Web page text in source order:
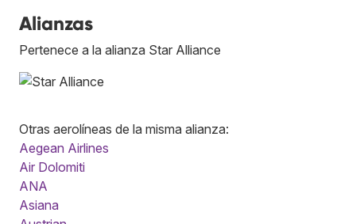
Alianzas
Pertenece a la alianza Star Alliance
Otras aerolíneas de la misma alianza:
Aegean Airlines
Air Dolomiti
ANA
Asiana